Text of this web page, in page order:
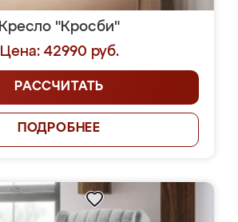
Кресло "Кросби"
Цена: 42990 руб.
РАССЧИТАТЬ
ПОДРОБНЕЕ